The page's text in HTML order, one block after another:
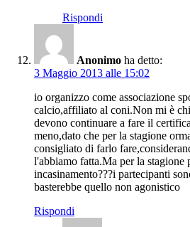
Rispondi
Anonimo ha detto:
3 Maggio 2013 alle 15:02
io organizzo come associazione
calcio,affiliato al coni.Non mi è
devono continuare a fare il
meno,dato che per la stagione
consigliato di farlo
l'abbiamo fatta.Ma per la stagione
incasinamento???i partecipanti
basterebbe quello non agonistico
Rispondi